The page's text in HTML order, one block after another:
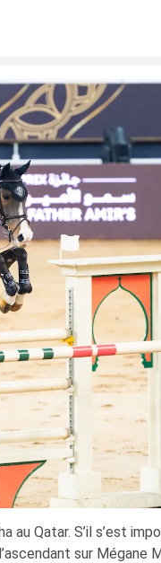
Qatar. S’il s’est
sur Mégane